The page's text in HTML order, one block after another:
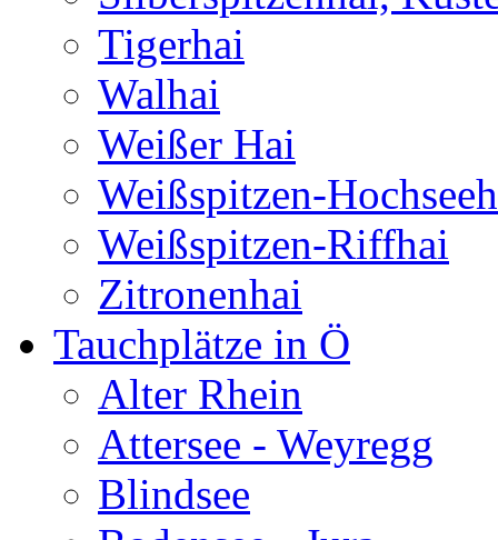
Tigerhai
Walhai
Weißer Hai
Weißspitzen-
Weißspitzen-Riffhai
Zitronenhai
Tauchplätze in Ö
Alter Rhein
Attersee - Weyregg
Blindsee